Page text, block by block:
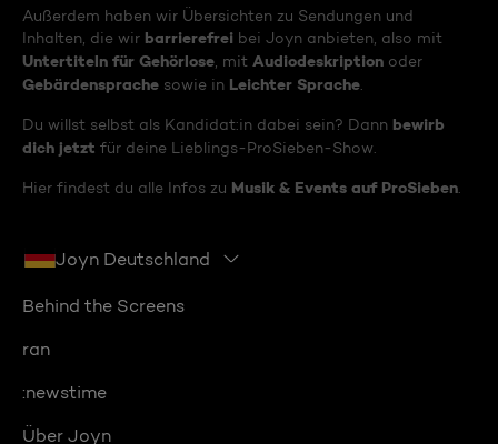
Außerdem haben wir Übersichten zu Sendungen und
Inhalten, die wir barrierefrei bei Joyn anbieten, also mit
Untertiteln für Gehörlose , mit Audiodeskription oder
Gebärdensprache sowie in Leichter Sprache
Du willst selbst als Kandidat:in dabei sein? Dann bewirb
dich jetzt für deine Lieblings-ProSieben-Show.
Hier findest du alle Infos zu Musik & Events auf ProSieben
Joyn Deutschland
Behind the Screens
ran
:newstime
Über Joyn